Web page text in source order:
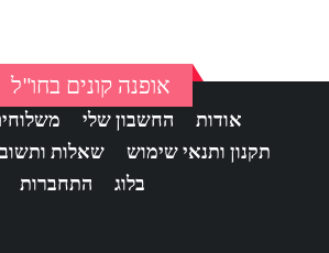
אופנה קונים בחו"ל
אודות החשבון שלי
תקנון ותנאי שימוש
שאלות
בלוג
התחברות